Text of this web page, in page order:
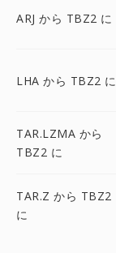
ARJ から TBZ2 に
LHA から TBZ2 に
TAR.LZMA から
TBZ2 に
TAR.Z から TBZ2
に